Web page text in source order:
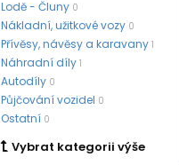
Lodě - Čluny 0
Nákladní, užitkové vozy 0
Přívěsy, návěsy a karavany 1
Náhradní díly 1
Autodíly 0
Půjčování vozidel 0
Ostatní 0
Vybrat kategorii výše